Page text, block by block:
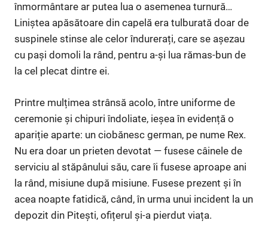
înmormântare ar putea lua o asemenea turnură…
Liniștea apăsătoare din capelă era tulburată doar de
suspinele stinse ale celor îndurerați, care se așezau
cu pași domoli la rând, pentru a-și lua rămas-bun de
la cel plecat dintre ei.
Printre mulțimea strânsă acolo, între uniforme de
ceremonie și chipuri îndoliate, ieșea în evidență o
apariție aparte: un ciobănesc german, pe nume Rex.
Nu era doar un prieten devotat — fusese câinele de
serviciu al stăpânului său, care îi fusese aproape ani
la rând, misiune după misiune. Fusese prezent și în
acea noapte fatidică, când, în urma unui incident la un
depozit din Pitești, ofițerul și-a pierdut viața.